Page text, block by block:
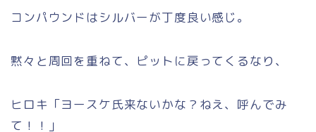
コンパウンドはシルバーが丁度良い感じ。
黙々と周回を重ねて、ピットに戻ってくるなり、
ヒロキ「ヨースケ氏来ないかな？ねえ、呼んでみ
て！！」